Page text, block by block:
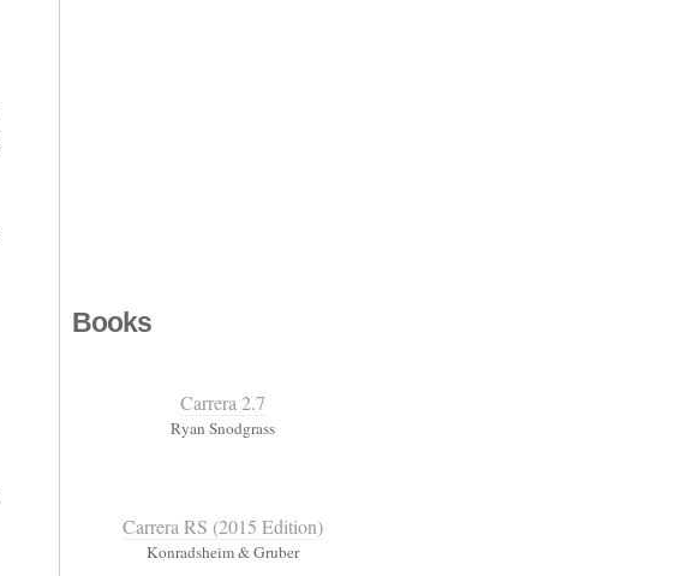
Books
Carrera 2.7
Ryan Snodgrass
Carrera RS (2015 Edition)
Konradsheim & Gruber